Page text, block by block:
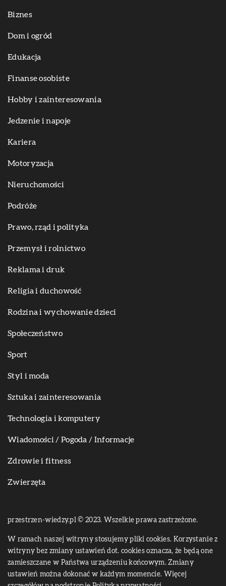
Biznes
Dom i ogród
Edukacja
Finanse osobiste
Hobby i zainteresowania
Jedzenie i napoje
Kariera
Motoryzacja
Nieruchomości
Podróże
Prawo, rząd i polityka
Przemysł i rolnictwo
Reklama i druk
Religia i duchowość
Rodzina i wychowanie dzieci
Społeczeństwo
Sport
Styl i moda
Sztuka i zainteresowania
Technologia i komputery
Wiadomości / Pogoda / Informacje
Zdrowie i fitness
Zwierzęta
przestrzen-wiedzy.pl © 2023. Wszelkie prawa zastrzeżone.
W ramach naszej witryny stosujemy pliki cookies. Korzystanie z
witryny bez zmiany ustawień dot. cookies oznacza, że będą one
zamieszczane w Państwa urządzeniu końcowym. Zmiany
ustawień można dokonać w każdym momencie. Więcej